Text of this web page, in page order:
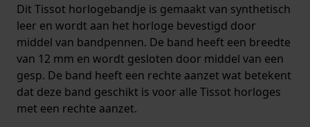
Dit Tissot horlogebandje is gemaakt van synthetisch
leer en wordt aan het horloge bevestigd door
middel van bandpennen. De band heeft een breedte
van 12 mm en wordt gesloten door middel van een
gesp. De band heeft een rechte aanzet wat betekent
dat deze band geschikt is voor alle Tissot horloges
met een rechte aanzet.